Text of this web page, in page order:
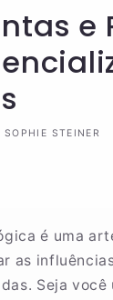
e
SOPHIE STEINER
é uma
as
Seja